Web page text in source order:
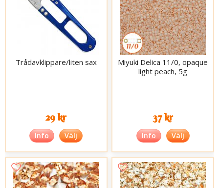
Trådavklippare/liten sax
29 kr
Info Välj
Miyuki Delica 11/0, opaque
light peach, 5g
37 kr
Info Välj